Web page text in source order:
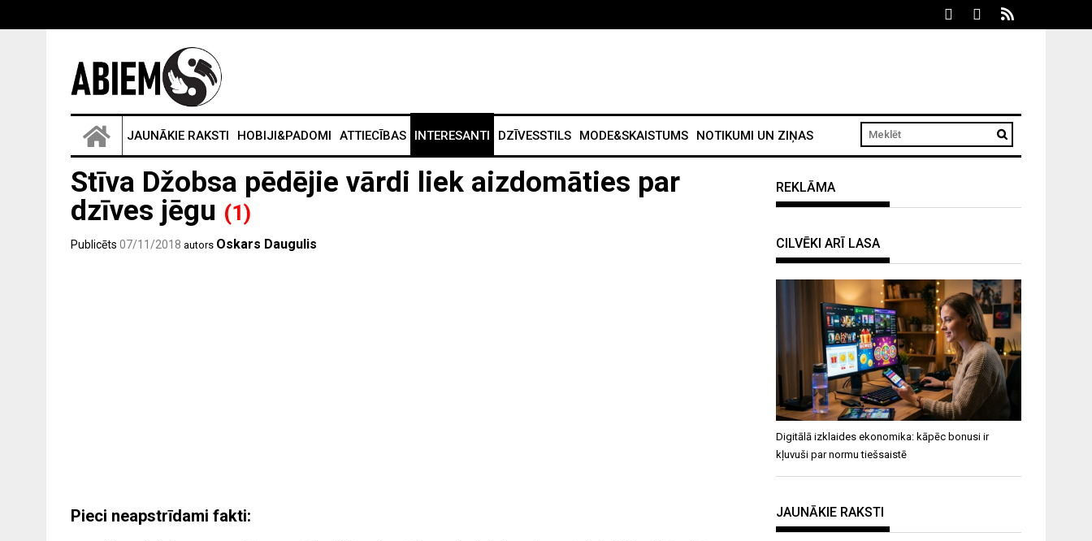
JAUNĀKIE RAKSTI HOBIJI&PADOMI ATTIECĪBAS INTERESANTI DZĪVESSTILS MODE&SKAISTUMS NOTIKUMI UN ZIŅAS
Stīva Džobsa pēdējie vārdi liek aizdomāties par
dzīves jēgu (1)
Publicēts 07/11/2018 autors Oskars Daugulis
Pieci neapstrīdami fakti:
REKLĀMA
CILVĒKI ARĪ LASA
Digitālā izklaides ekonomika: kāpēc bonusi ir
kļuvuši par normu tiešsaistē
JAUNĀKIE RAKSTI